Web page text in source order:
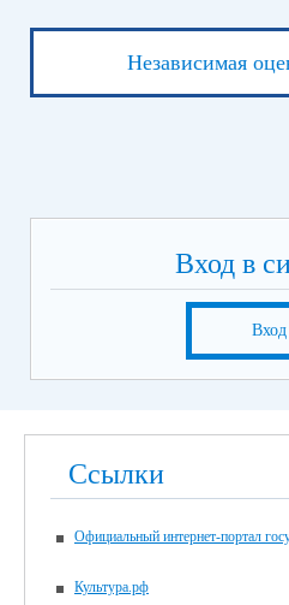
Независимая
Вход в
Вход
Ссылки
Официальный интернет-портал
Культура.рф